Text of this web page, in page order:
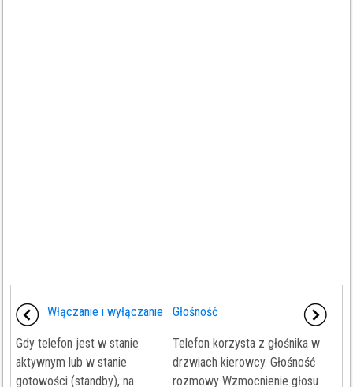
Włączanie i wyłączanie
Gdy telefon jest w stanie
aktywnym lub w stanie
gotowości (standby), na
Głośność
Telefon korzysta z głośnika w
drzwiach kierowcy. Głośność
rozmowy Wzmocnienie głosu